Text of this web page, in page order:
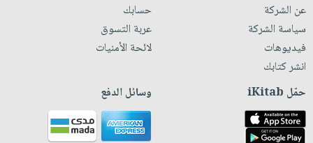
عن الشركة
سياسة الشركة
فيديوهات
انشر كتابك
حسابك
عربة التسوق
لائحة الأمنيات
حمّل iKitab وسائل الدفع